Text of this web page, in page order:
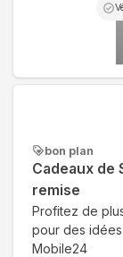
bon plan
Cadeaux de
remise
Profitez de
pour des
Mobile24